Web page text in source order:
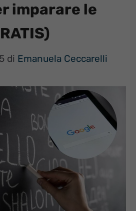
imparare le
di Emanuela Ceccarelli